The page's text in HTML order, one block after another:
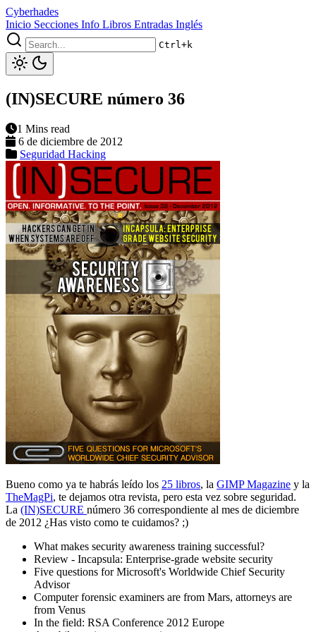
Cyberhades
Inicio Secciones Info Libros Entradas Inglés
Ctrl+k
(IN)SECURE número 36
1 Mins read
6 de diciembre de 2012
Seguridad Hacking
Bueno como ya te habrás leído los 25 libros, la GIMP Magazine y la
TheMagPi, te dejamos otra revista, pero esta vez sobre seguridad.
La (IN)SECURE número 36 correspondiente al mes de diciembre
de 2012 ¿Has visto como te cuidamos? ;)
What makes security awareness training successful?
Review - Incapsula: Enterprise-grade website security
Five questions for Microsoft's Worldwide Chief Security
Advisor
Computer forensic examiners are from Mars, attorneys are
from Venus
In the field: RSA Conference 2012 Europe